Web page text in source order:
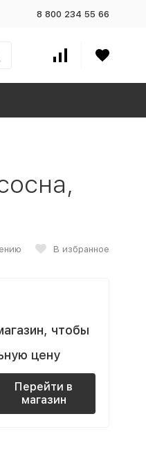
8 800 234 55 66
В избранное
чтобы
цену
Перейти в
магазин